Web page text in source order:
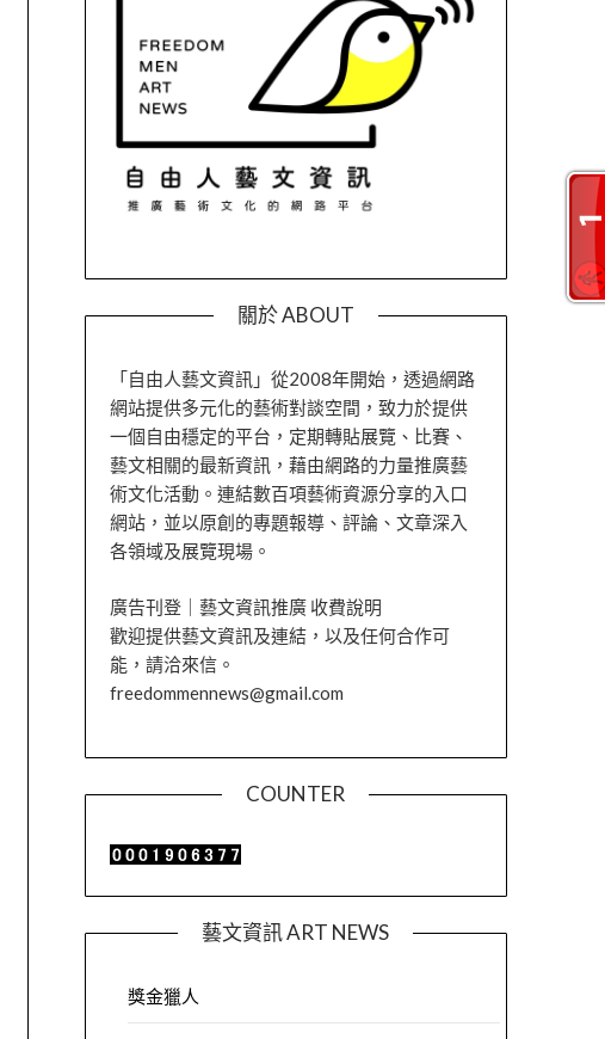
關於 ABOUT
「自由人藝文資訊」從2008年開始，透過網路
網站提供多元化的藝術對談空間，致力於提供
一個自由穩定的平台，定期轉貼展覽、比賽、
藝文相關的最新資訊，藉由網路的力量推廣藝
術文化活動。連結數百項藝術資源分享的入口
網站，並以原創的專題報導、評論、文章深入
各領域及展覽現場。
廣告刊登｜藝文資訊推廣 收費說明
歡迎提供藝文資訊及連結，以及任何合作可
能，請洽來信。
freedommennews@gmail.com
COUNTER
藝文資訊 ART NEWS
獎金獵人